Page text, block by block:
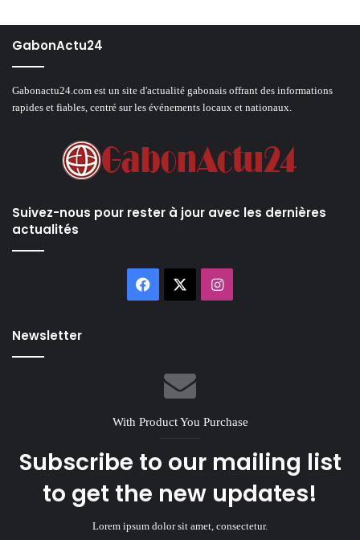
GabonActu24
Gabonactu24.com est un site d'actualité gabonais offrant des informations
rapides et fiables, centré sur les événements locaux et nationaux.
Suivez-nous pour rester à jour avec les dernières
actualités
Facebook Instagram
Newsletter
With Product You Purchase
Subscribe to our mailing list
to get the new updates!
Lorem ipsum dolor sit amet, consectetur.